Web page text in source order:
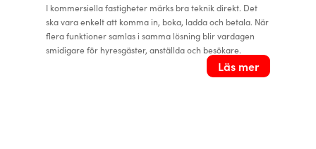
I kommersiella fastigheter märks bra teknik direkt. Det
ska vara enkelt att komma in, boka, ladda och betala. När
flera funktioner samlas i samma lösning blir vardagen
smidigare för hyresgäster, anställda och besökare.
Läs mer